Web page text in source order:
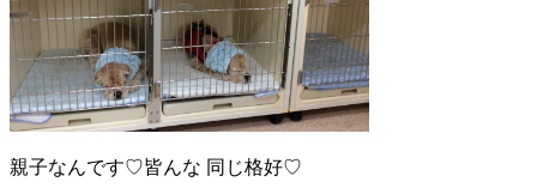
親子なんです♡皆んな 同じ格好♡